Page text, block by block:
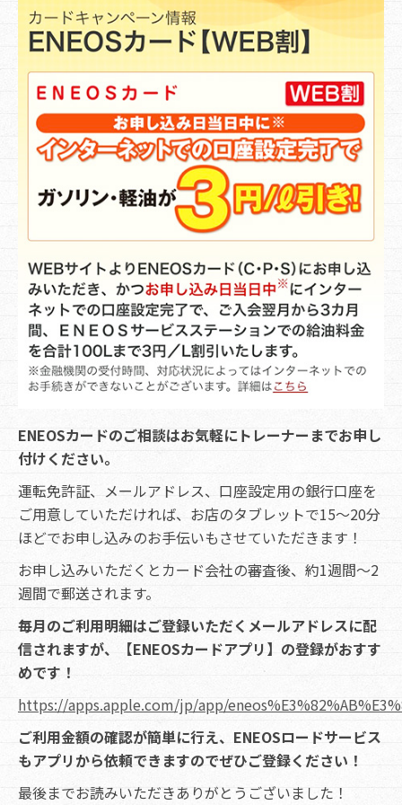
ENEOSカードのご相談はお気軽にトレーナーまでお申し
付けください。
運転免許証、メールアドレス、口座設定用の銀行口座を
ご用意していただければ、お店のタブレットで15～20分
ほどでお申し込みのお手伝いもさせていただきます！
お申し込みいただくとカード会社の審査後、約1週間～2
週間で郵送されます。
毎月のご利用明細はご登録いただくメールアドレスに配
信されますが、【ENEOSカードアプリ】の登録がおすす
めです！
https://apps.apple.com/jp/app/
ご利用金額の確認が簡単に行え、ENEOSロードサービス
もアプリから依頼できますのでぜひご登録ください！
最後までお読みいただきありがとうございました！